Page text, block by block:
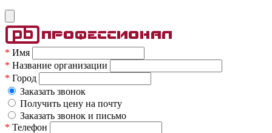
* Имя
* Название организации
* Город
Заказать звонок
Получить цену на почту
Заказать звонок и письмо
* Телефон